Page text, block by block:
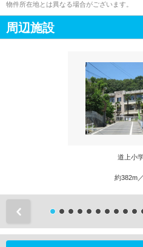
物件所在地とは異なる場合がございます。
周辺施設
道上小
約382m